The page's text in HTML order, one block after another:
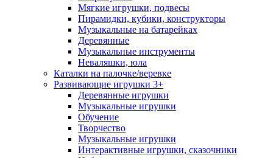
Мягкие игрушки, подвесы
Пирамидки, кубики, конструкторы
Музыкальные на батарейках
Деревянные
Музыкальные инструменты
Неваляшки, юла
Каталки на палочке/веревке
Развивающие игрушки 3+
Деревянные игрушки
Музыкальные игрушки
Обучение
Творчество
Музыкальные игрушки
Интерактивные игрушки, сказочники